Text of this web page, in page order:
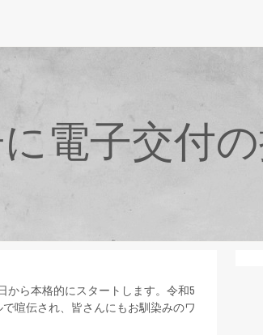
電子交付
から本格的にスタートします。令和5
喧伝され、皆さんにもお馴染みのワ